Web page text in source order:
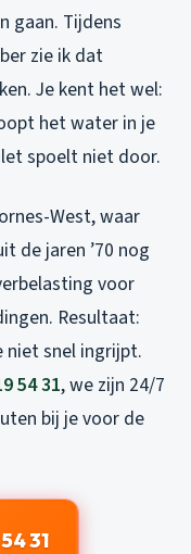
gaan. Tijdens
zie ik dat
Je kent het wel:
het water in je
spoelt niet door.
West, waar
de jaren ’70 nog
voor
Resultaat:
niet snel ingrijpt.
54 31, we zijn 24/7
bij je voor de
31